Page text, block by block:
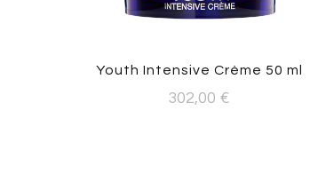
Youth Intensive Crème 50 ml
302,00 €